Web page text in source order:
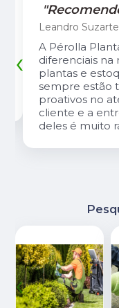
Leandro Suzarte
A Pérolla
diferenciais
plantas e
sempre estão
proativos no
cliente e a
deles é muito
‹
‹